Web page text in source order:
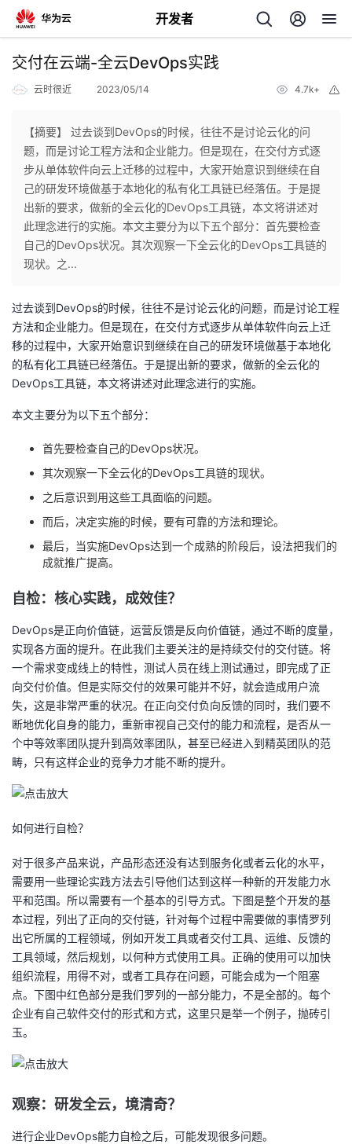
开发者
返
个
人
主
页
我
的
开
发
者
我
的
博
我
的
我
子
直
播
的
活
动
我
的
关
注
我
的
开
发
者
学
堂
我
的
课
我
的
证
我
实
验
的
收
藏
我
的
Programs
我
的
支
持
我
的
技
术
持
我
的
云
建
议
交付在云端-全云DevOps实践
云时很近 2023/05/14 4.7k+
【摘要】 过去谈到DevOps的时候，往往不是讨论云化的问
题，而是讨论工程方法和企业能力。但是现在，在交付方式逐
步从单体软件向云上迁移的过程中，大家开始意识到继续在自
己的研发环境做基于本地化的私有化工具链已经落伍。于是提
出新的要求，做新的全云化的DevOps工具链，本文将讲述对
此理念进行的实施。本文主要分为以下五个部分：首先要检查
自己的DevOps状况。其次观察一下全云化的DevOps工具链的
现状。之...
过去谈到DevOps的时候，往往不是讨论云化的问题，而是讨论工程
方法和企业能力。但是现在，在交付方式逐步从单体软件向云上迁
移的过程中，大家开始意识到继续在自己的研发环境做基于本地化
的私有化工具链已经落伍。于是提出新的要求，做新的全云化的
DevOps工具链，本文将讲述对此理念进行的实施。
本文主要分为以下五个部分：
首先要检查自己的DevOps状况。
其次观察一下全云化的DevOps工具链的现状。
之后意识到用这些工具面临的问题。
而后，决定实施的时候，要有可靠的方法和理论。
最后，当实施DevOps达到一个成熟的阶段后，设法把我们的
成就推广提高。
自检：核心实践，成效佳？
DevOps是正向价值链，运营反馈是反向价值链，通过不断的度量，
实现各方面的提升。在此我们主要关注的是持续交付的交付链。将
一个需求变成线上的特性，测试人员在线上测试通过，即完成了正
向交付价值。但是实际交付的效果可能并不好，就会造成用户流
失，这是非常严重的状况。在正向交付负向反馈的同时，我们要不
断地优化自身的能力，重新审视自己交付的能力和流程，是否从一
个中等效率团队提升到高效率团队，甚至已经进入到精英团队的范
畴，只有这样企业的竞争力才能不断的提升。
如何进行自检？
对于很多产品来说，产品形态还没有达到服务化或者云化的水平，
需要用一些理论实践方法去引导他们达到这样一种新的开发能力水
平和范围。所以需要有一个基本的引导方式。下图是整个开发的基
本过程，列出了正向的交付链，针对每个过程中需要做的事情罗列
出它所属的工程领域，例如开发工具或者交付工具、运维、反馈的
工具领域，然后规划，以何种方式使用工具。正确的使用可以加快
组织流程，用得不对，或者工具存在问题，可能会成为一个阻塞
点。下图中红色部分是我们罗列的一部分能力，不是全部的。每个
企业有自己软件交付的形式和方式，这里只是举一个例子，抛砖引
玉。
观察：研发全云，境清奇？
进行企业DevOps能力自检之后，可能发现很多问题。